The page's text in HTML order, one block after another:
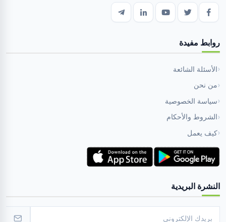
روابط مفيدة
الأسئلة الشائعة
من نحن
سياسة الخصوصية
الشروط والأحكام
كيف يعمل
النشرة البريدية